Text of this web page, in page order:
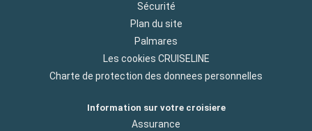
Sécurité
Plan du site
Palmares
Les cookies CRUISELINE
Charte de protection des donnees personnelles
Information sur votre croisiere
Assurance